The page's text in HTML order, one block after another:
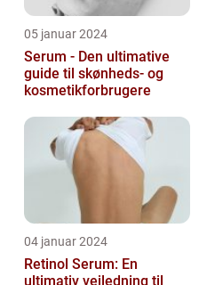
05 januar 2024
Serum - Den ultimative
guide til skønheds- og
kosmetikforbrugere
04 januar 2024
Retinol Serum: En
ultimativ vejledning til